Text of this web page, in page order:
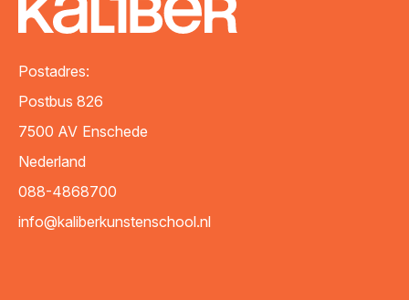
Postadres:
Postbus 826
7500 AV Enschede
Nederland
088-4868700
info@kaliberkunstenschool.nl